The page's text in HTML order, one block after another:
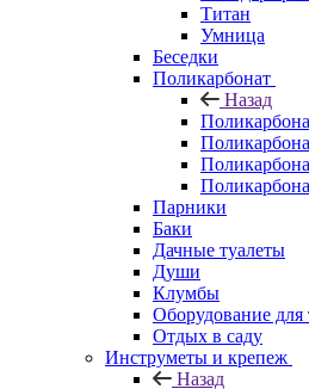
Титан
Умница
Беседки
Поликарбонат
Назад
Парники
Баки
Дачные туалеты
Души
Клумбы
Оборудование для
Отдых в саду
Инструметы и крепеж
Назад